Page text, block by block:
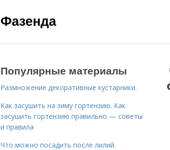
Фазенда
Популярные материалы
Размножение декоративные кустарники.
Как засушить на зиму гортензию. Как
засушить гортензию правильно — советы
и правила
Что можно посадить после лилий.